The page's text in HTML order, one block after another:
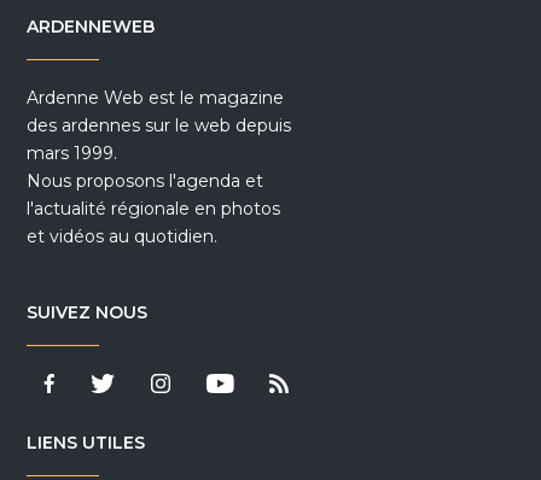
ARDENNEWEB
Ardenne Web est le magazine
des ardennes sur le web depuis
mars 1999.
Nous proposons l'agenda et
l'actualité régionale en photos
et vidéos au quotidien.
SUIVEZ NOUS
LIENS UTILES